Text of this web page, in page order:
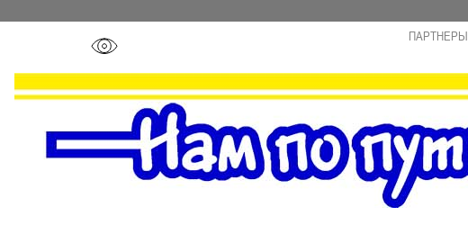
ПАРТНЕРЫ